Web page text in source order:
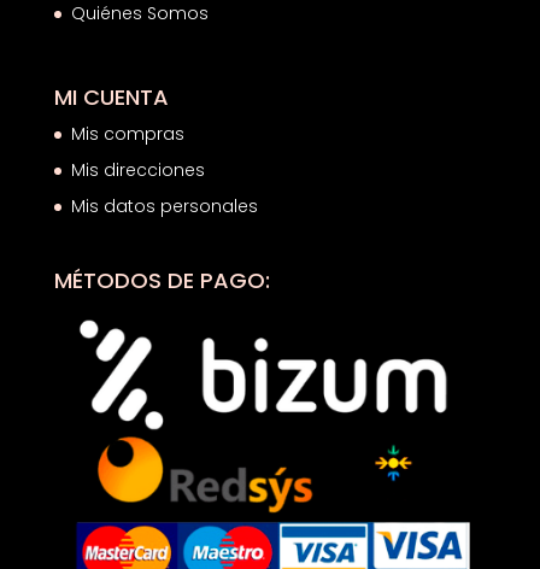
Quiénes Somos
MI CUENTA
Mis compras
Mis direcciones
Mis datos personales
MÉTODOS DE PAGO: